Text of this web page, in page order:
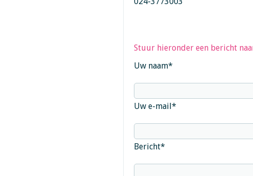
Stuur hieronder een bericht
Uw naam*
Uw e-mail*
Bericht*